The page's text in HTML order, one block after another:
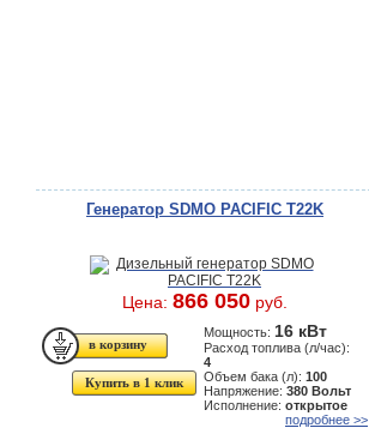
Генератор SDMO PACIFIC T22K
Цена: 866 050 руб.
Купить в 1 клик
Мощность: 16 кВт
Расход топлива (л/час):
4
Объем бака (л): 100
Напряжение: 380 Вольт
Исполнение: открытое
подробнее >>